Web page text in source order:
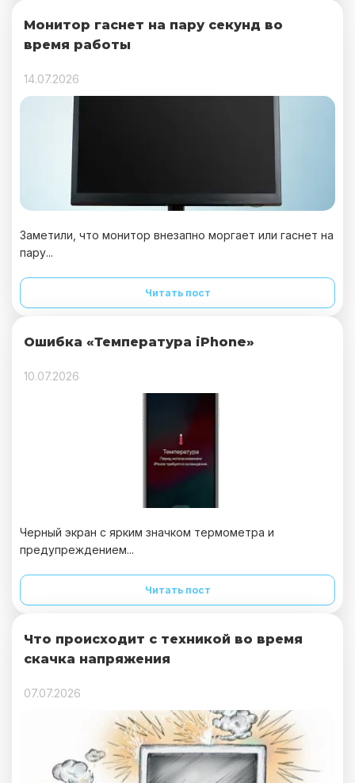
Монитор гаснет на пару секунд во
время работы
14.07.2026
Заметили, что монитор внезапно моргает или гаснет на
пару...
Читать пост
Ошибка «Температура iPhone»
10.07.2026
Черный экран с ярким значком термометра и
предупреждением...
Читать пост
Что происходит с техникой во время
скачка напряжения
07.07.2026